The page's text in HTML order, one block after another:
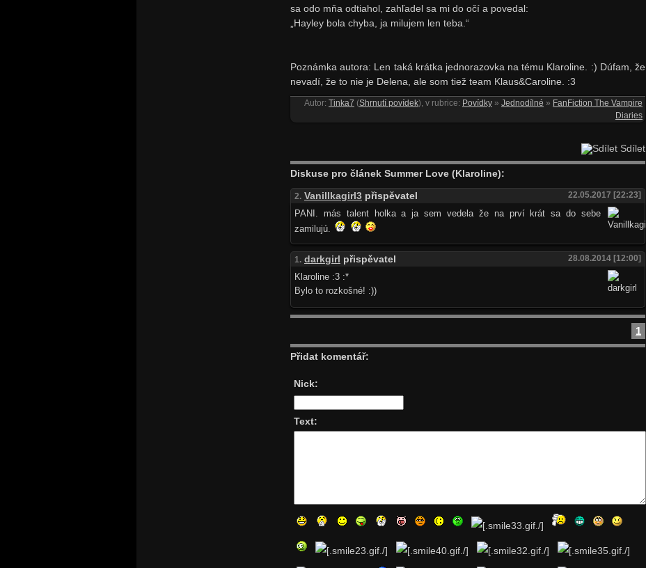
sa odo mňa odtiahol, zahľadel sa mi do očí a povedal:
„Hayley bola chyba, ja milujem len teba.“
Poznámka autora: Len taká krátka jednorazovka na tému Klaroline. :) Dúfam, že
nevadí, že to nie je Delena, ale som tiež team Klaus&Caroline. :3
Autor: Tinka7 (Shrnutí povídek), v rubrice: Povídky » Jednodílné » FanFiction The Vampire
Diaries
Sdílet
Diskuse pro článek Summer Love (Klaroline):
2. Vanillkagirl3 přispěvatel 22.05.2017 [22:23]
PANI. más talent holka a ja sem vedela že na prví krát sa do sebe
zamilujú.
1. darkgirl přispěvatel 28.08.2014 [12:00]
Klaroline :3 :*
Bylo to rozkošné! :))
1
Přidat komentář:
Nick:
Text: